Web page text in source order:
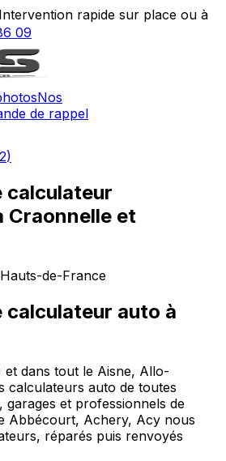
rapide sur place ou à
09
Nos
de rappel
)
calculateur
Craonnelle et
Hauts-de-France
calculateur auto à
et dans tout le Aisne, Allo-
calculateurs auto de toutes
garages et professionnels de
Abbécourt, Achery, Acy nous
réparés puis renvoyés